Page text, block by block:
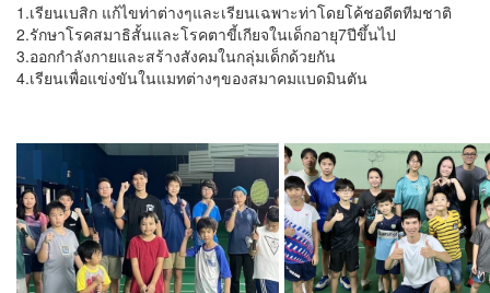
1.เรียนเบสิก แก้ไขท่าต่างๆและเรียนเฉพาะท่าโดยโค้ชอดีตทีมชาติ
2.รักษาโรคสมาธิสั้นและโรคตาขี้เกียจในเด็กอายุ7ปีขึ้นไป
3.ออกกำลังกายและสร้างสังคมในกลุ่มเด็กด้วยกัน
4.เรียนเพื่อแข่งขันในแมทต่างๆของสมาคมแบดมินตัน